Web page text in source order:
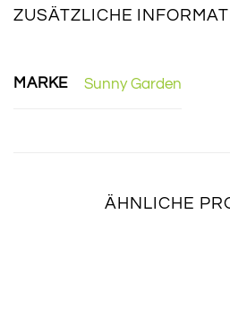
ZUSÄTZLICHE
MARKE Sunny Garden
ÄHNLICHE